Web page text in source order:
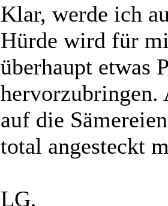
Klar, werde ich
Hürde wird für
überhaupt etwas
auf die
total angesteckt
LG,